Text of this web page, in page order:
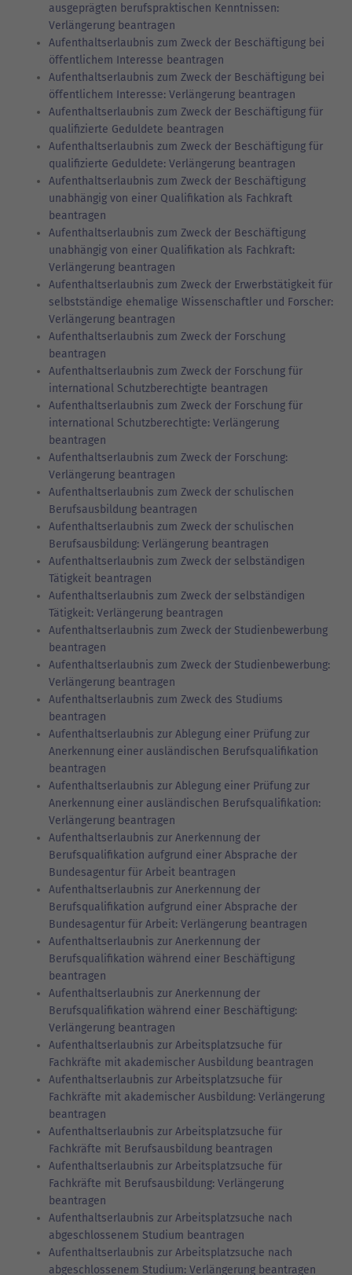
ausgeprägten berufspraktischen Kenntnissen:
Verlängerung beantragen
Aufenthaltserlaubnis zum Zweck der Beschäftigung bei
öffentlichem Interesse beantragen
Aufenthaltserlaubnis zum Zweck der Beschäftigung bei
öffentlichem Interesse: Verlängerung beantragen
Aufenthaltserlaubnis zum Zweck der Beschäftigung für
qualifizierte Geduldete beantragen
Aufenthaltserlaubnis zum Zweck der Beschäftigung für
qualifizierte Geduldete: Verlängerung beantragen
Aufenthaltserlaubnis zum Zweck der Beschäftigung
unabhängig von einer Qualifikation als Fachkraft
beantragen
Aufenthaltserlaubnis zum Zweck der Beschäftigung
unabhängig von einer Qualifikation als Fachkraft:
Verlängerung beantragen
Aufenthaltserlaubnis zum Zweck der Erwerbstätigkeit für
selbstständige ehemalige Wissenschaftler und Forscher:
Verlängerung beantragen
Aufenthaltserlaubnis zum Zweck der Forschung
beantragen
Aufenthaltserlaubnis zum Zweck der Forschung für
international Schutzberechtigte beantragen
Aufenthaltserlaubnis zum Zweck der Forschung für
international Schutzberechtigte: Verlängerung
beantragen
Aufenthaltserlaubnis zum Zweck der Forschung:
Verlängerung beantragen
Aufenthaltserlaubnis zum Zweck der schulischen
Berufsausbildung beantragen
Aufenthaltserlaubnis zum Zweck der schulischen
Berufsausbildung: Verlängerung beantragen
Aufenthaltserlaubnis zum Zweck der selbständigen
Tätigkeit beantragen
Aufenthaltserlaubnis zum Zweck der selbständigen
Tätigkeit: Verlängerung beantragen
Aufenthaltserlaubnis zum Zweck der Studienbewerbung
beantragen
Aufenthaltserlaubnis zum Zweck der Studienbewerbung:
Verlängerung beantragen
Aufenthaltserlaubnis zum Zweck des Studiums
beantragen
Aufenthaltserlaubnis zur Ablegung einer Prüfung zur
Anerkennung einer ausländischen Berufsqualifikation
beantragen
Aufenthaltserlaubnis zur Ablegung einer Prüfung zur
Anerkennung einer ausländischen Berufsqualifikation:
Verlängerung beantragen
Aufenthaltserlaubnis zur Anerkennung der
Berufsqualifikation aufgrund einer Absprache der
Bundesagentur für Arbeit beantragen
Aufenthaltserlaubnis zur Anerkennung der
Berufsqualifikation aufgrund einer Absprache der
Bundesagentur für Arbeit: Verlängerung beantragen
Aufenthaltserlaubnis zur Anerkennung der
Berufsqualifikation während einer Beschäftigung
beantragen
Aufenthaltserlaubnis zur Anerkennung der
Berufsqualifikation während einer Beschäftigung:
Verlängerung beantragen
Aufenthaltserlaubnis zur Arbeitsplatzsuche für
Fachkräfte mit akademischer Ausbildung beantragen
Aufenthaltserlaubnis zur Arbeitsplatzsuche für
Fachkräfte mit akademischer Ausbildung: Verlängerung
beantragen
Aufenthaltserlaubnis zur Arbeitsplatzsuche für
Fachkräfte mit Berufsausbildung beantragen
Aufenthaltserlaubnis zur Arbeitsplatzsuche für
Fachkräfte mit Berufsausbildung: Verlängerung
beantragen
Aufenthaltserlaubnis zur Arbeitsplatzsuche nach
abgeschlossenem Studium beantragen
Aufenthaltserlaubnis zur Arbeitsplatzsuche nach
abgeschlossenem Studium: Verlängerung beantragen